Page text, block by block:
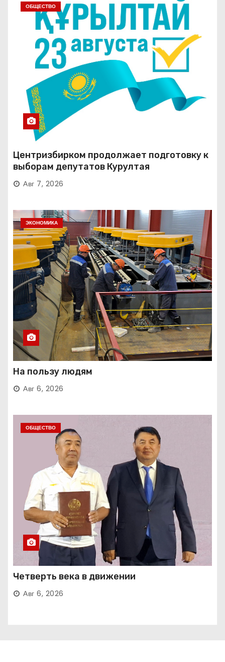
ОБЩЕСТВО
Центризбирком продолжает подготовку к
выборам депутатов Курултая
Авг 7, 2026
ЭКОНОМИКА
На пользу людям
Авг 6, 2026
ОБЩЕСТВО
Четверть века в движении
Авг 6, 2026